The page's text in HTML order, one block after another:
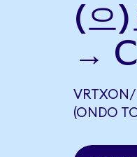
(으
→
VRTXON/
(ONDO